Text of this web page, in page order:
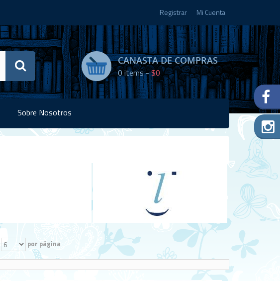
Registrar Mi Cuenta
CANASTA DE COMPRAS
0items -$0
Sobre Nosotros
por página